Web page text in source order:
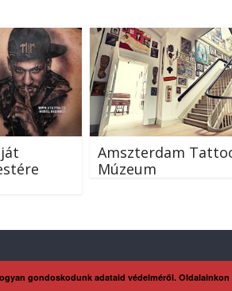
Amszterdam
Múzeum
gondoskodunk adataid védelméről.